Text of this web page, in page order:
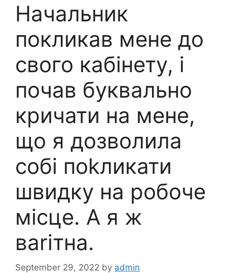
Начальник
покликав мене до
свого кабінету, і
почав буквально
кричати на мене,
що я дозволила
собі поkликати
швидку на робоче
місце. А я ж
ваrітна.
September 29, 2022 by admin